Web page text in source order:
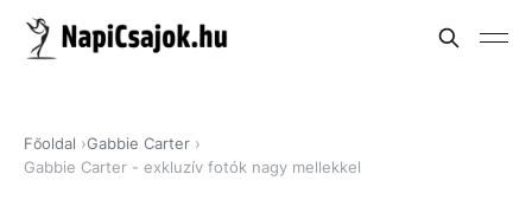
Főoldal
Gabbie Carter
Gabbie Carter - exkluzív fotók nagy mellekkel